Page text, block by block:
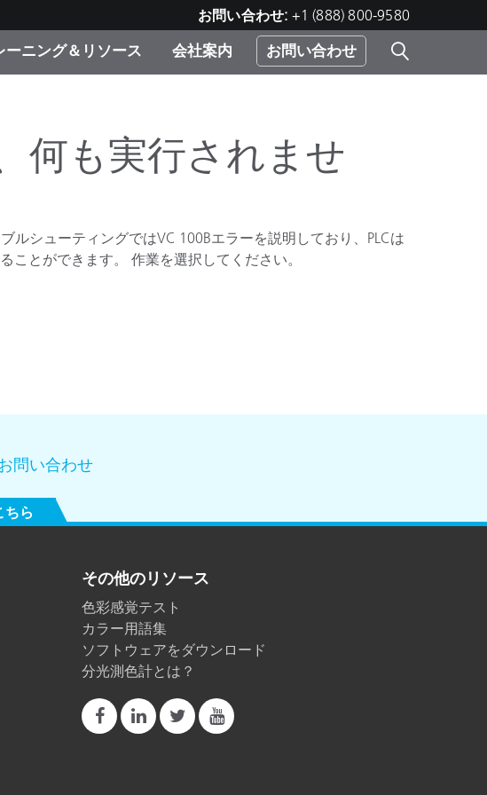
お問い合わせ: +1 (888) 800-9580
品パッケージ
ーニング＆リソース
ース
会社案内 お問い合わせ
何も実行されませ
シューティングではVC 100Bエラーを説明しており、PLCは
とができます。 作業を選択してください。
問い合わせ
ちら
その他のリソース
色彩感覚テスト
カラー用語集
ソフトウェアをダウンロード
分光測色計とは？